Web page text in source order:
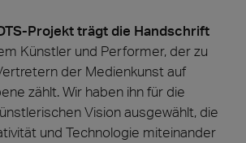
Projekt trägt die Handschrift
Künstler und Performer, der zu
der Medienkunst auf
zählt. Wir haben ihn für die
Vision ausgewählt, die
und Technologie miteinander